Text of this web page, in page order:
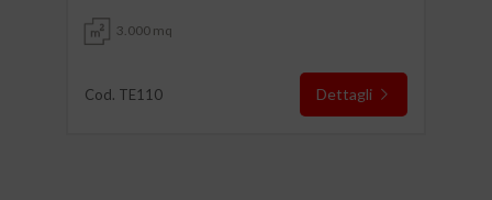
3.000 mq
Cod. TE110 Dettagli